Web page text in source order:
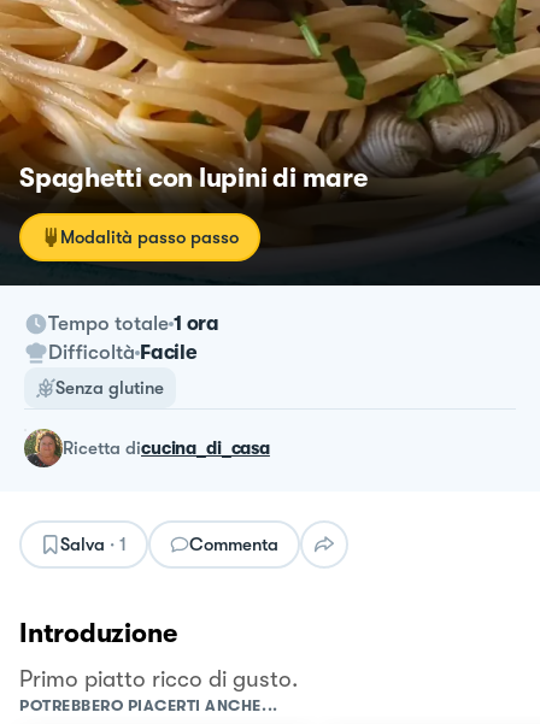
Spaghetti con lupini di mare
Modalità passo passo
Tempo totale 1 ora
Difficoltà Facile
Senza glutine
ricetta dicucina_di_casa
Salva · 1 Commenta
Introduzione
Primo piatto ricco di gusto.
POTREBBERO PIACERTI ANCHE...